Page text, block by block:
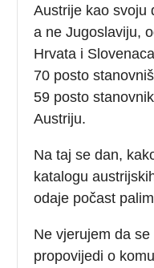
Austrije kao svoju
a ne Jugoslaviju,
Hrvata i
70 posto
59 posto
Austriju.
Na taj se dan,
katalogu
odaje počast
Ne vjerujem da
propovijedi o